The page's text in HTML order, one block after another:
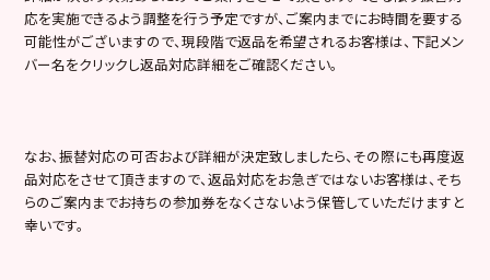
応を実施できるよう調整を行う予定ですが、ご案内までにお時間を要する
可能性がございますので、現段階で返品を希望されるお客様は、下記メン
バー名をクリックし返品対応詳細をご確認ください。
なお、振替対応の可否および詳細が決定致しましたら、その際にも再度返
品対応をさせて頂きますので、返品対応をお急ぎではないお客様は、そち
らのご案内までお持ちの参加券をなくさないよう保管していただけますと
幸いです。